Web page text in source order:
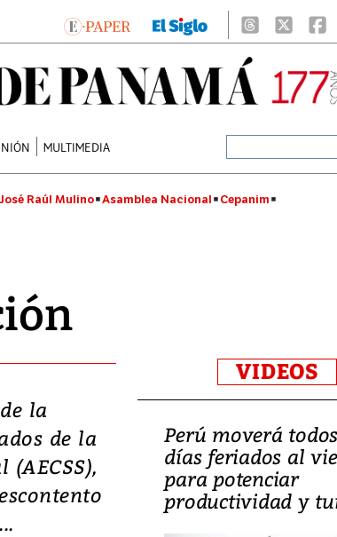
MULTIMEDIA
José Raúl Mulino Asamblea Nacional Cepanim
la
de la
(AECSS),
VIDEOS
su
inversión
y
Perú moverá
días feriados al
para potenciar
productividad y